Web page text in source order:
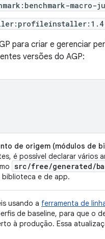
para criar e gerenciar
versões do AGP:
de origem (módulos de
é possível declarar vários
src/free/generated/
biblioteca e de app.
usando a ferramenta de
de baseline, para que o
à produção. Essa